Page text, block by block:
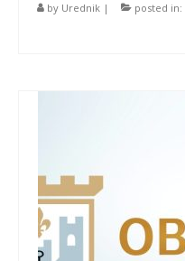
by Urednik | posted in: